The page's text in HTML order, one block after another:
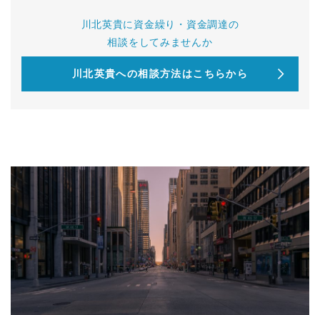
川北英貴に資金繰り・資金調達の
相談をしてみませんか
川北英貴への相談方法はこちらから